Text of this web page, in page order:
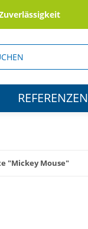
REFERENZEN
"Mickey Mouse"